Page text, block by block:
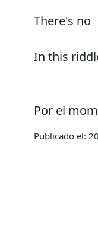
There's no
In this
Por el
Publicado el: